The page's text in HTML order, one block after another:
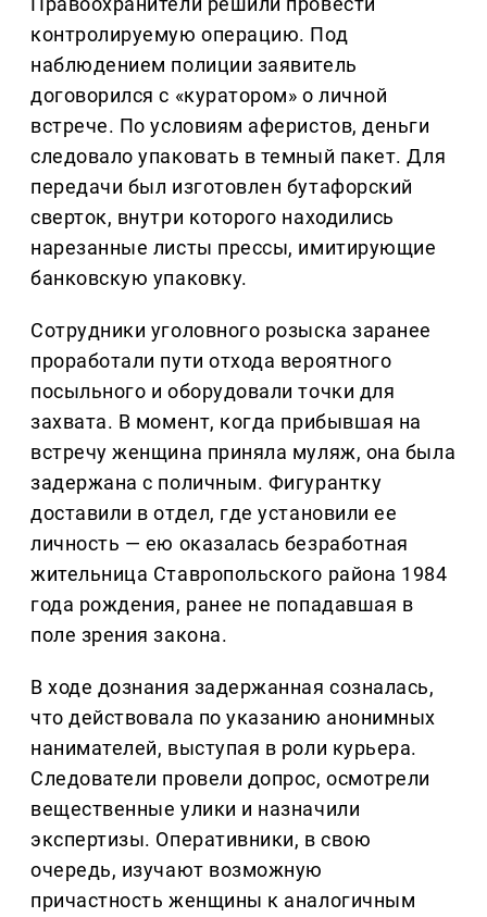
контролируемую операцию. Под
наблюдением полиции заявитель
договорился с «куратором» о личной
встрече. По условиям аферистов, деньги
следовало упаковать в темный пакет. Для
передачи был изготовлен бутафорский
сверток, внутри которого находились
нарезанные листы прессы, имитирующие
банковскую упаковку.
Сотрудники уголовного розыска заранее
проработали пути отхода вероятного
посыльного и оборудовали точки для
захвата. В момент, когда прибывшая на
встречу женщина приняла муляж, она была
задержана с поличным. Фигурантку
доставили в отдел, где установили ее
личность — ею оказалась безработная
жительница Ставропольского района 1984
года рождения, ранее не попадавшая в
поле зрения закона.
В ходе дознания задержанная созналась,
что действовала по указанию анонимных
нанимателей, выступая в роли курьера.
Следователи провели допрос, осмотрели
вещественные улики и назначили
экспертизы. Оперативники, в свою
очередь, изучают возможную
причастность женщины к аналогичным